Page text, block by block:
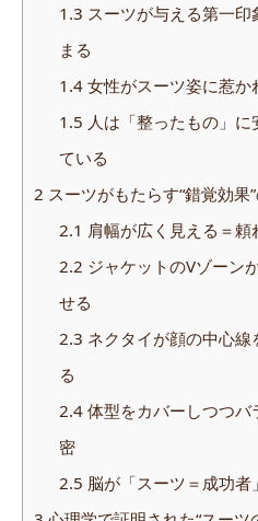
1.3 スーツが与える第一
まる
1.4女性がスーツ姿に惹か
1.5 人は「整ったもの」
ている
2 スーツがもたらす“錯覚効果
2.1 肩幅が広く見える＝頼
2.2 ジャケットのVゾーン
せる
2.3 ネクタイが顔の中心
る
2.4体型をカバーしつつバ
密
2.5 脳が「スーツ＝成功